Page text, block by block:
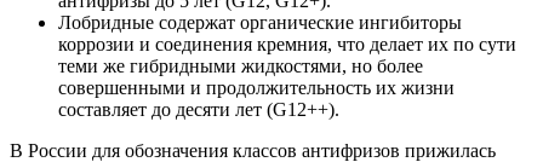
Лобридные содержат органические ингибиторы
коррозии и соединения кремния, что делает их по сути
теми же гибридными жидкостями, но более
совершенными и продолжительность их жизни
составляет до десяти лет (G12++).
В России для обозначения классов антифризов прижилась